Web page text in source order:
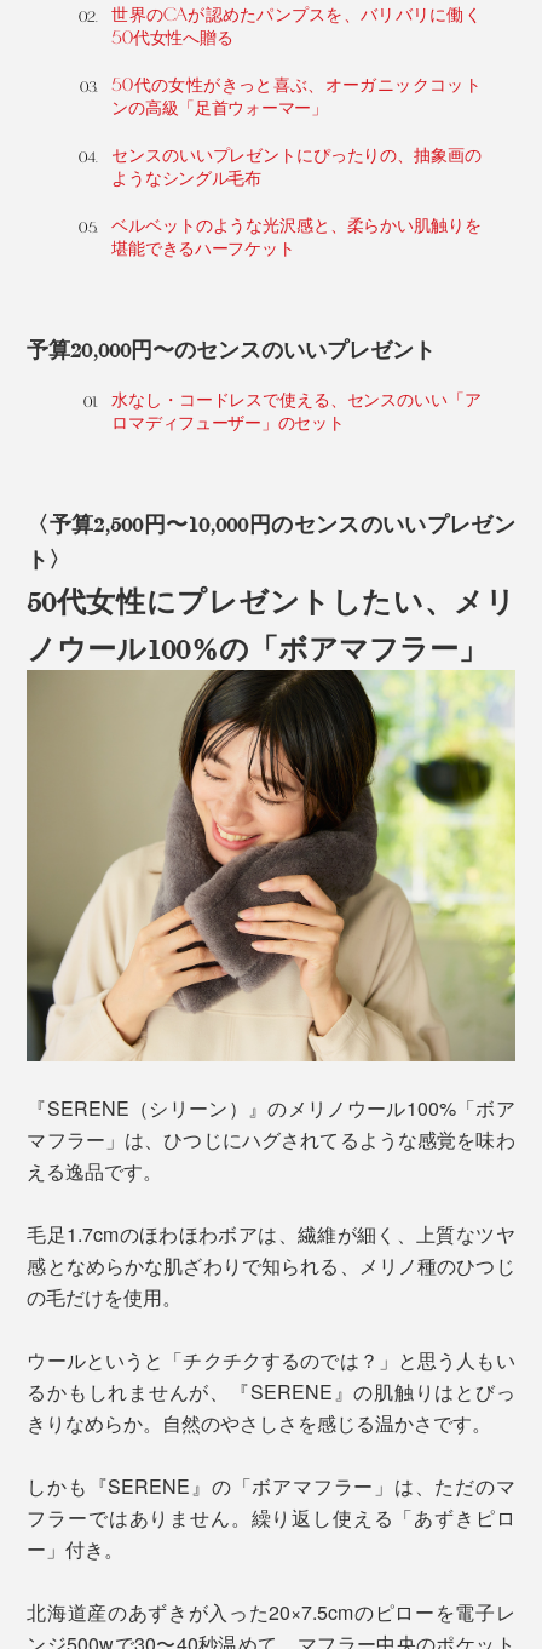
世界のCAが認めたパンプスを、バリバリに働く
50代女性へ贈る
50代の女性がきっと喜ぶ、オーガニックコット
ンの高級「足首ウォーマー」
センスのいいプレゼントにぴったりの、抽象画の
ようなシングル毛布
ベルベットのような光沢感と、柔らかい肌触りを
堪能できるハーフケット
予算20,000円〜のセンスのいいプレゼント
水なし・コードレスで使える、センスのいい「ア
ロマディフューザー」のセット
〈予算2,500円〜10,000円のセンスのいいプレゼン
ト〉
50代女性にプレゼントしたい、メリ
ノウール100%の「ボアマフラー」
『SERENE（シリーン）』のメリノウール100%「ボア
マフラー」は、ひつじにハグされてるような感覚を味わ
える逸品です。
毛足1.7cmのほわほわボアは、繊維が細く、上質なツヤ
感となめらかな肌ざわりで知られる、メリノ種のひつじ
の毛だけを使用。
ウールというと「チクチクするのでは？」と思う人もい
るかもしれませんが、『SERENE』の肌触りはとびっ
きりなめらか。自然のやさしさを感じる温かさです。
しかも『SERENE』の「ボアマフラー」は、ただのマ
フラーではありません。繰り返し使える「あずきピロ
ー」付き。
北海道産のあずきが入った20×7.5cmのピローを電子レ
ンジ500wで30〜40秒温めて、マフラー中央のポケット